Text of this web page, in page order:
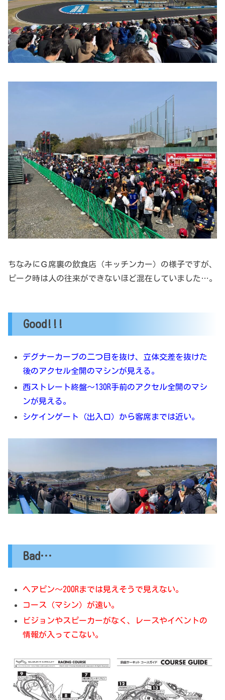
ちなみにＧ席裏の飲食店（キッチンカー）の様子ですが、
ピーク時は人の往来ができないほど混在していました…。
Good!!!
デグナーカーブの二つ目を抜け、立体交差を抜けた
後のアクセル全開のマシンが見える。
西ストレート終盤～130R手前のアクセル全開のマシ
ンが見える。
シケインゲート（出入口）から客席までは近い。
Bad…
ヘアピン～200Rまでは見えそうで見えない。
コース（マシン）が遠い。
ビジョンやスピーカーがなく、レースやイベントの
情報が入ってこない。